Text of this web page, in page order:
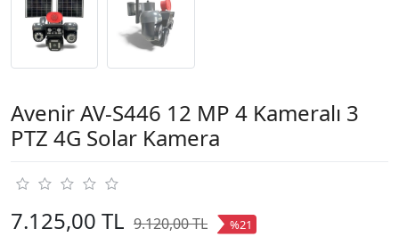
Avenir AV-S446 12 MP 4 Kameralı 3
PTZ 4G Solar Kamera
7.125,00 TL 9.120,00 TL %21